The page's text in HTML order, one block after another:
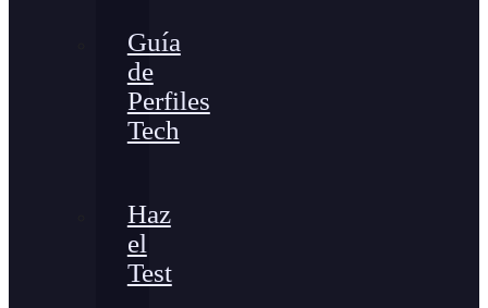
Guía
de
Perfiles
Tech
Haz
el
Test